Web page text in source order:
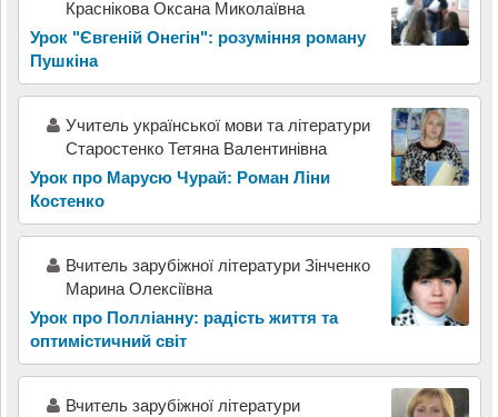
Краснікова Оксана Миколаївна
Урок "Євгеній Онегін": розуміння роману
Пушкіна
Учитель української мови та літератури
Старостенко Тетяна Валентинівна
Урок про Марусю Чурай: Роман Ліни
Костенко
Вчитель зарубіжної літератури Зінченко
Марина Олексіївна
Урок про Полліанну: радість життя та
оптимістичний світ
Вчитель зарубіжної літератури